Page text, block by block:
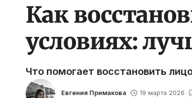
Как
условиях:
Что помогает восстановить
Евгения Примакова 19 марта 2026